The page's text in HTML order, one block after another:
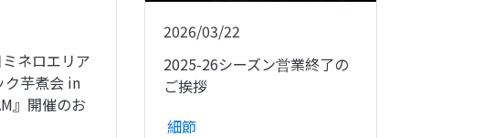
ネロエリア
ク芋煮会 in
』開催のお
2026/03/22
2025-26シーズン営業終了の
ご挨拶
細節